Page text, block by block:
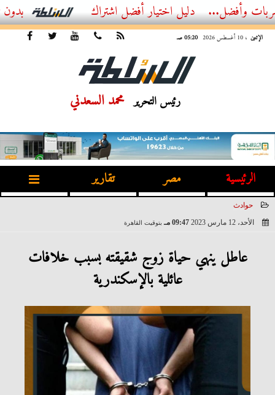
أفضل اشتراك IPTV بدون تقطيع 2026 – دليل المشاهد العصري
الإثنين ، 10 أغسطس 2026 05:20 صـ
رئيس التحرير محمد السعدني
الرئيسية مصر تقارير
حوادث
الأحد، 12 مارس 2023
09:47 مـ بتوقيت القاهرة
عاطل ينهي حياة زوج شقيقته بسبب خلافات
عائلية بالإسكندرية